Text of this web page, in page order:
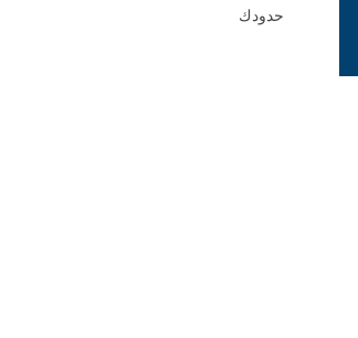
حدودك